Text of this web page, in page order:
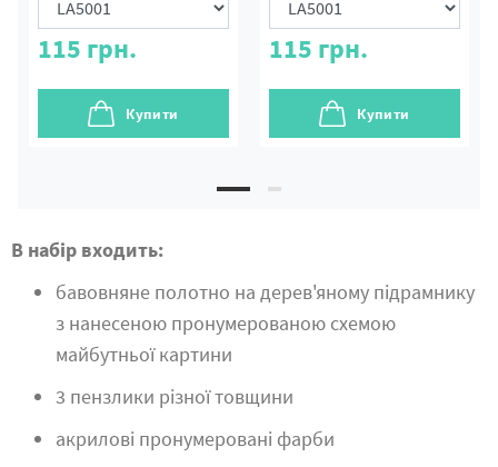
115 грн.
Купити
115 грн.
Купити
В набір входить:
бавовняне полотно на дерев'яному підрамнику
з нанесеною пронумерованою схемою
майбутньої картини
3 пензлики різної товщини
акрилові пронумеровані фарби